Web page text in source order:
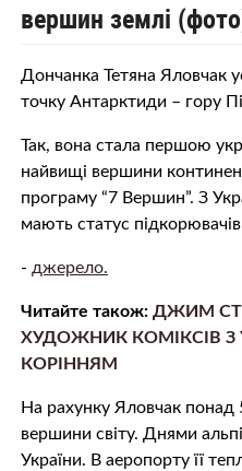
вершин землі
Дончанка Тетяна Яловчак
точку Антарктиди – гору
Так, вона стала першою
найвищі вершини
програму “7 Вершин”. З
мають статус
- джерело.
Читайте також: ДЖИМ
ХУДОЖНИК КОМІКСІВ З
КОРІННЯМ
На рахунку Яловчак понад
вершини світу. Днями
України. В аеропорту її